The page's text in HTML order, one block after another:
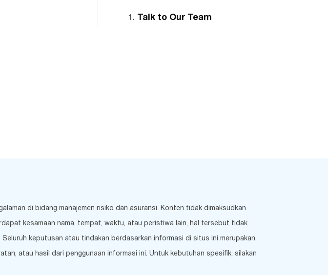
Talk to Our Team
di bidang manajemen risiko dan asuransi. Konten tidak dimaksudkan
kesamaan nama, tempat, waktu, atau peristiwa lain, hal tersebut tidak
keputusan atau tindakan berdasarkan informasi di situs ini merupakan
atau hasil dari penggunaan informasi ini. Untuk kebutuhan spesifik, silakan